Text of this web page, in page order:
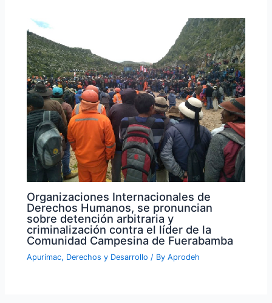
Organizaciones Internacionales de
Derechos Humanos, se pronuncian
sobre detención arbitraria y
criminalización contra el líder de la
Comunidad Campesina de Fuerabamba
Apurímac, Derechos y Desarrollo / ByAprodeh